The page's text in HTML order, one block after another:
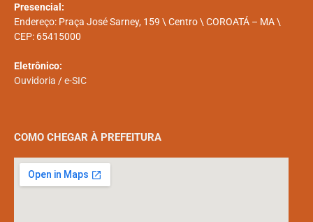
Presencial:
Endereço: Praça José Sarney, 159 \ Centro \ COROATÁ – MA \
CEP: 65415000
Eletrônico:
Ouvidoria /e-SIC
COMO CHEGAR À PREFEITURA